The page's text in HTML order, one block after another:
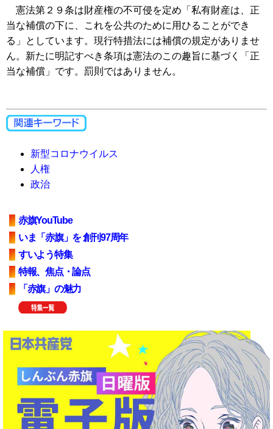
憲法第２９条は財産権の不可侵を定め「私有財産は、正
当な補償の下に、これを公共のために用ひることができ
る」としています。現行特措法には補償の規定がありませ
ん。新たに明記すべき条項は憲法のこの趣旨に基づく「正
当な補償」です。罰則ではありません。
新型コロナウイルス
人権
政治
赤旗YouTube
いま「赤旗」を 創刊97周年
すいよう特集
特報、焦点・論点
「赤旗」の魅力